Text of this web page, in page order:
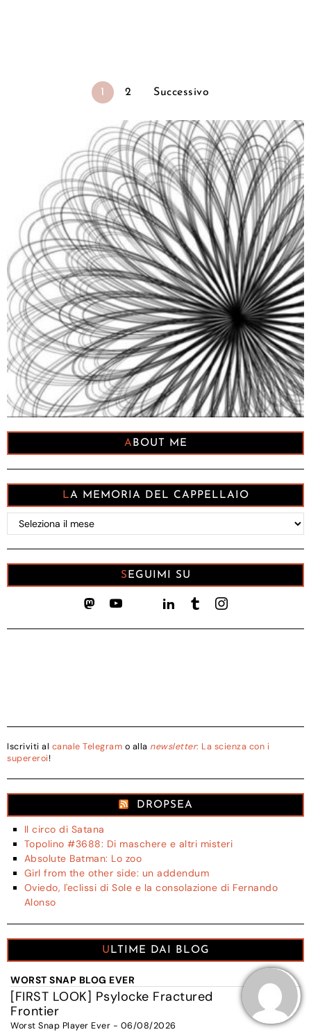
1 2 Successivo
ABOUT ME
LA MEMORIA DEL CAPPELLAIO
memoria
del
Cappellaio
SEGUIMI SU
Iscriviti al canale Telegram o alla newsletter: La scienza con i
supereroi!
DROPSEA
Il circo di Satana
Topolino #3688: Di maschere e altri misteri
Absolute Batman: Lo zoo
Girl from the other side: un addendum
Oviedo, l'eclissi di Sole e la consolazione di Fernando
Alonso
ULTIME DAI BLOG
WORST SNAP BLOG EVER
[FIRST LOOK] Psylocke Fractured
Frontier
Worst Snap Player Ever - 06/08/2026